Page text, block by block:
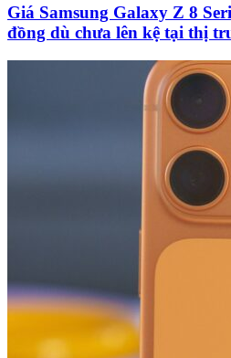
Giá Samsung Galaxy Z 8
đồng dù chưa lên kệ tại thị